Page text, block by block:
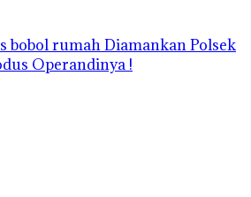
bobol rumah Diamankan Polsek
Operandinya !